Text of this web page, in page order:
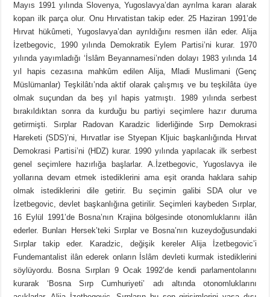
Mayıs 1991 yılında Slovenya, Yugoslavya’dan ayrılma kararı alarak
kopan ilk parça olur. Onu Hırvatistan takip eder. 25 Haziran 1991’de
Hırvat hükûmeti, Yugoslavya’dan ayrıldığını resmen ilân eder. Alija
İzetbegovic, 1990 yılında Demokratik Eylem Partisi’ni kurar. 1970
yılında yayımladığı ‘İslâm Beyannamesi’nden dolayı 1983 yılında 14
yıl hapis cezasına mahkûm edilen Alija, Mladi Muslimani (Genç
Müslümanlar) Teşkilâtı’nda aktif olarak çalışmış ve bu teşkilâta üye
olmak suçundan da beş yıl hapis yatmıştı. 1989 yılında serbest
bırakıldıktan sonra da kurduğu bu partiyi seçimlere hazır duruma
getirmişti. Sırplar Radovan Karadzic liderliğinde Sırp Demokrasi
Hareketi (SDS)’ni, Hırvatlar ise Styepan Kljuic başkanlığında Hırvat
Demokrasi Partisi’ni (HDZ) kurar. 1990 yılında yapılacak ilk serbest
genel seçimlere hazırlığa başlarlar. A.İzetbegovic, Yugoslavya ile
yollarına devam etmek istediklerini ama eşit oranda haklara sahip
olmak istediklerini dile getirir. Bu seçimin galibi SDA olur ve
İzetbegovic, devlet başkanlığına getirilir. Seçimleri kaybeden Sırplar,
16 Eylül 1991’de Bosna’nın Krajina bölgesinde otonomluklarını ilân
ederler. Bunları Hersek’teki Sırplar ve Bosna’nın kuzeydoğusundaki
Sırplar takip eder. Karadzic, değişik kereler Alija İzetbegovic’i
Fundemantalist ilân ederek onların İslâm devleti kurmak istediklerini
söylüyordu. Bosna Sırpları 9 Ocak 1992’de kendi parlamentolarını
kurarak ‘Bosna Sırp Cumhuriyeti’ adı altında otonomluklarını